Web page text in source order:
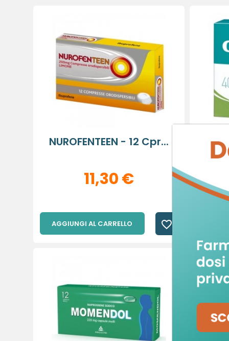
NUROFENTEEN - 12 Cpr...
11,30 €
AGGIUNGI AL CARRELLO favorite_border